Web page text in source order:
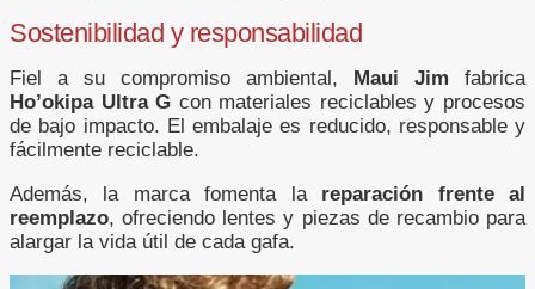
Sostenibilidad y responsabilidad
Fiel a su compromiso ambiental, Maui Jim fabrica
Ho’okipa Ultra G con materiales reciclables y procesos
de bajo impacto. El embalaje es reducido, responsable y
fácilmente reciclable.
Además, la marca fomenta la reparación frente al
reemplazo, ofreciendo lentes y piezas de recambio para
alargar la vida útil de cada gafa.